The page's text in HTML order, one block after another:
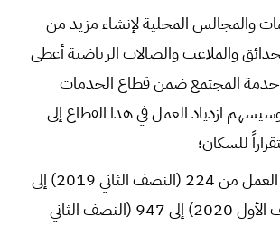
والمجالس المحلية لإنشاء مزيد من
والملاعب والصالات الرياضية أعطى
خدمة المجتمع ضمن قطاع الخدمات
ازدياد العمل في هذا القطاع إلى
للسكان؛
ارتفاع فرص العمل من 224 (النصف الثاني 2019) إلى
891 (النصف الأول 2020) إلى 947 (النصف الثاني